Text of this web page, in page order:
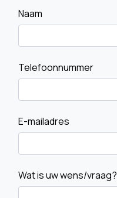
Naam
Telefoonnummer
E-mailadres
Wat is uw wens/vraag?